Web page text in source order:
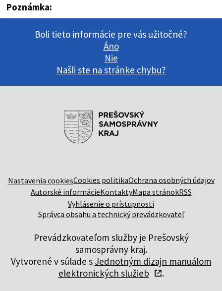
Poznámka:
Boli tieto informácie pre vás užitočné?
Áno
Nie
Našli ste na stránke chybu?
Nastavenia cookiesCookies politikaOchrana osobných údajov
Autorské informácieKontaktyMapa stránokRSS
Vyhlásenie o prístupnosti
Správca obsahu a technický prevádzkovateľ
Prevádzkovateľom služby je Prešovský
samosprávny kraj.
Vytvorené v súlade s Jednotným dizajn manuálom
elektronických služieb
.